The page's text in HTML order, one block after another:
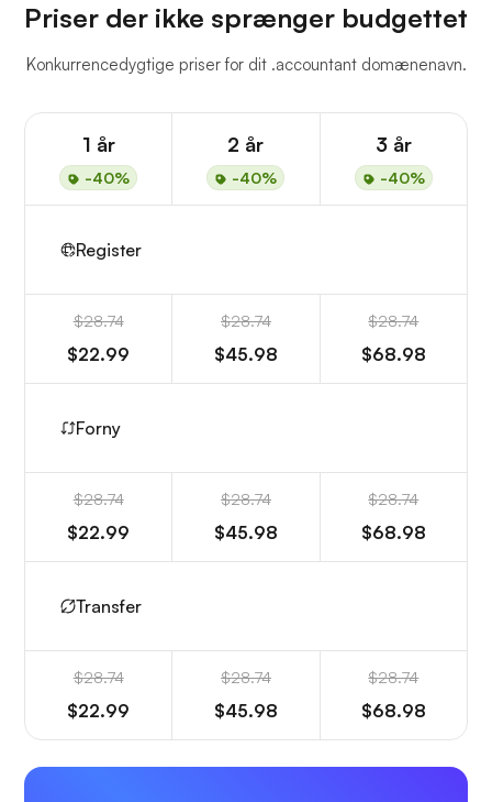
Priser der ikke sprænger budgettet
Konkurrencedygtige priser for dit .accountant domænenavn.
1 år
-40%
2 år
-40%
3 år
-40%
Register
$28.74
$22.99
$28.74
$45.98
$28.74
$68.98
Forny
$28.74
$22.99
$28.74
$45.98
$28.74
$68.98
Transfer
$28.74
$22.99
$28.74
$45.98
$28.74
$68.98